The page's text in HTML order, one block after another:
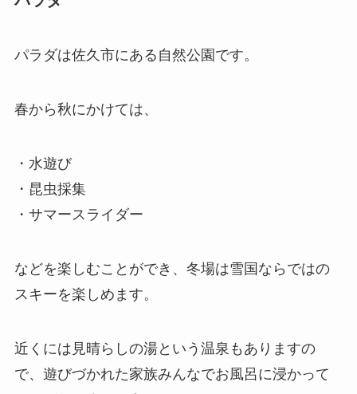
パラダは佐久市にある自然公園です。
春から秋にかけては、
・水遊び
・昆虫採集
・サマースライダー
などを楽しむことができ、冬場は雪国ならではの
スキーを楽しめます。
近くには見晴らしの湯という温泉もありますの
で、遊びづかれた家族みんなでお風呂に浸かって